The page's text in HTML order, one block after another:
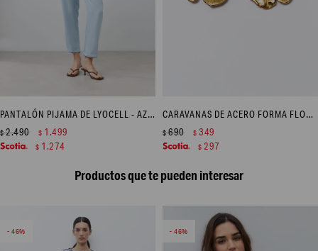
PANTALÓN PIJAMA DE LYOCELL - AZUL CLARO
$2.490 $ 1.499
$ 1.274
CARAVANAS DE ACERO FORMA FLORAL - DORADO
$690 $ 349
$ 297
Productos que te pueden interesar
46 46